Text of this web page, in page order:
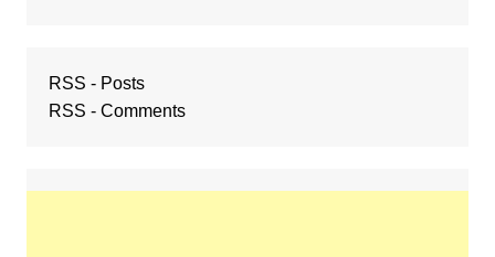
RSS - Posts
RSS - Comments